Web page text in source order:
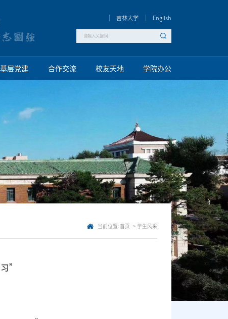
吉林大学 English
基层党建 合作交流 校友天地 学院办公
当前位置: 首页 学生风采
”